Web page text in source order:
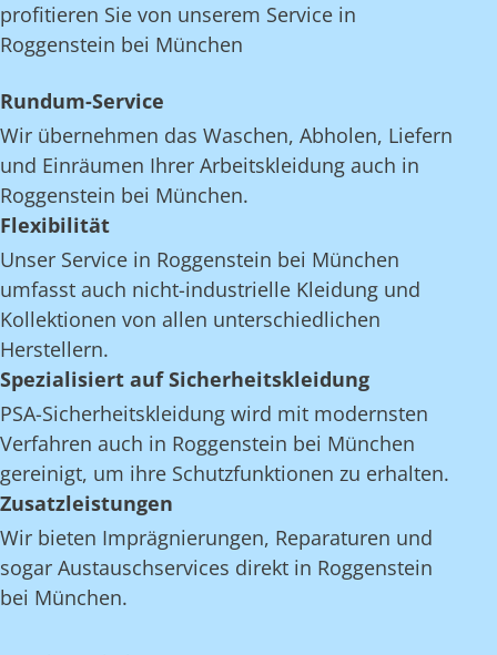
profitieren Sie von unserem Service in
Roggenstein bei München
Rundum-Service
Wir übernehmen das Waschen, Abholen, Liefern
und Einräumen Ihrer Arbeitskleidung auch in
Roggenstein bei München.
Flexibilität
Unser Service in Roggenstein bei München
umfasst auch nicht-industrielle Kleidung und
Kollektionen von allen unterschiedlichen
Herstellern.
Spezialisiert auf Sicherheitskleidung
PSA-Sicherheitskleidung wird mit modernsten
Verfahren auch in Roggenstein bei München
gereinigt, um ihre Schutzfunktionen zu erhalten.
Zusatzleistungen
Wir bieten Imprägnierungen, Reparaturen und
sogar Austauschservices direkt in Roggenstein
bei München.